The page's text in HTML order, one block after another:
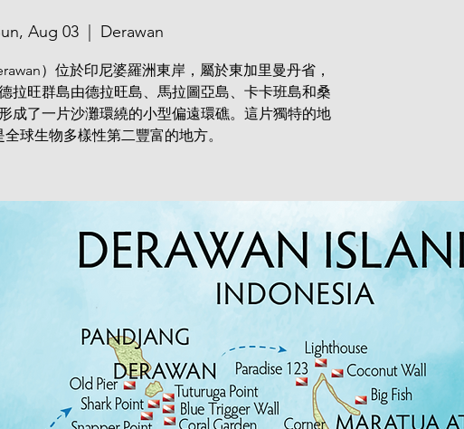
Aug 03 Derawan
）位於印尼婆羅洲東岸，屬於東加里曼丹省，
拉旺群島由德拉旺島、馬拉圖亞島、卡卡班島和桑
成了一片沙灘環繞的小型偏遠環礁。這片獨特的地
球生物多樣性第二豐富的地方。